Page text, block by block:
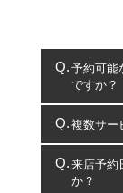
予約可能
ですか？
コクピッ
複数サー
複数サー
一部の商品
来店予約
か？